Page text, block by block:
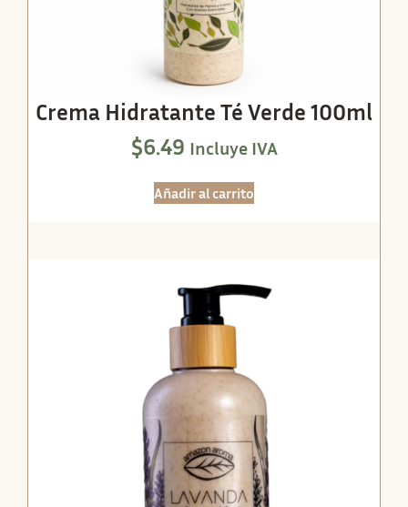
Crema Hidratante Té Verde 100ml
$6.49 Incluye IVA
Añadir al carrito